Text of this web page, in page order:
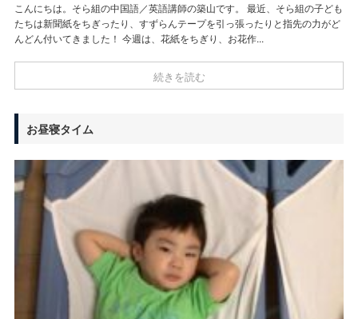
こんにちは。そら組の中国語／英語講師の築山です。 最近、そら組の子ども
たちは新聞紙をちぎったり、すずらんテープを引っ張ったりと指先の力がど
んどん付いてきました！ 今週は、花紙をちぎり、お花作...
続きを読む
お昼寝タイム